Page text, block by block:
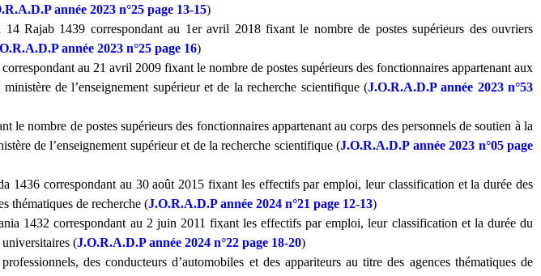
année 2023 n°25 page 13-15)
Rajab 1439 correspondant au 1er avril 2018 fixant le nombre de postes supérieurs des ouvriers
année 2023 n°25 page 16)
au 21 avril 2009 fixant le nombre de postes supérieurs des fonctionnaires appartenant aux
de l’enseignement supérieur et de la recherche scientifique (J.O.R.A.D.P année 2023 n°53
nombre de postes supérieurs des fonctionnaires appartenant au corps des personnels de soutien à la
de l’enseignement supérieur et de la recherche scientifique (J.O.R.A.D.P année 2023 n°05 page
correspondant au 30 août 2015 fixant les effectifs par emploi, leur classification et la durée des
thématiques de recherche (J.O.R.A.D.P année 2024 n°21 page 12-13)
1432 correspondant au 2 juin 2011 fixant les effectifs par emploi, leur classification et la durée du
universitaires (J.O.R.A.D.P année 2024 n°22 page 18-20)
des conducteurs d’automobiles et des appariteurs au titre des agences thématiques de